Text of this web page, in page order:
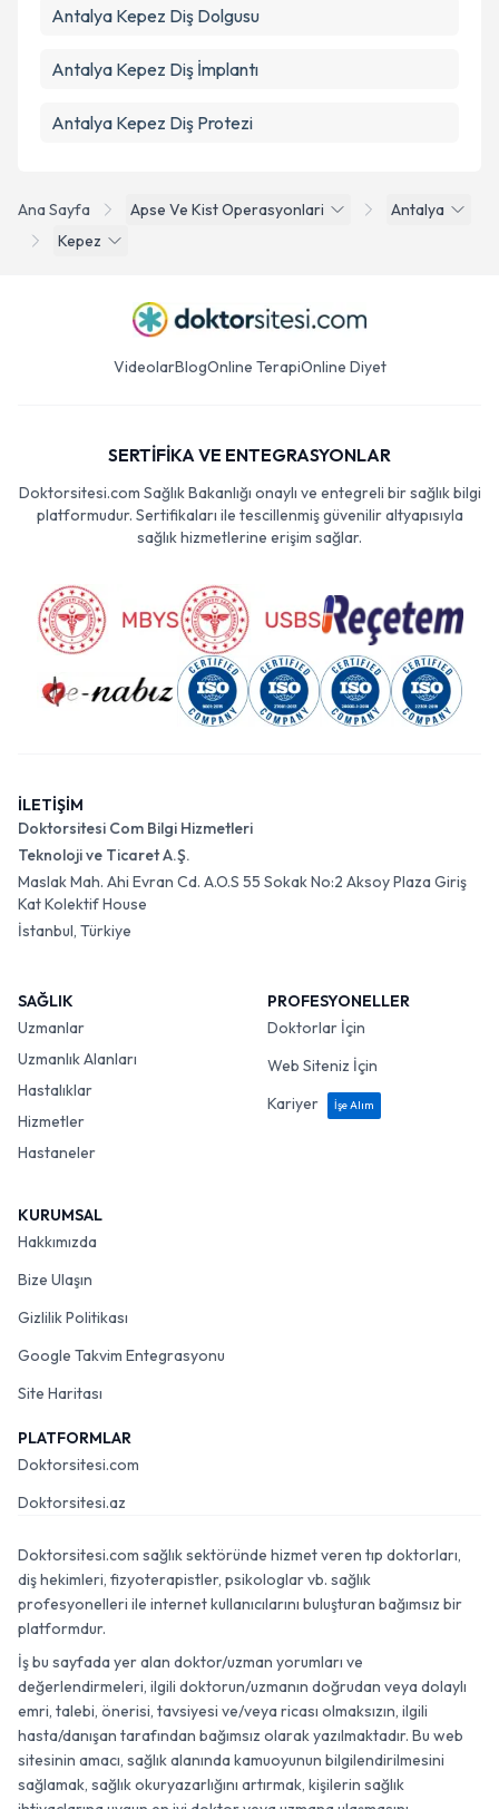
Ana Sayfa Apse Ve Kist Operasyonlari
Antalya
Kepez
Antalya Kepez Diş Dolgusu
Antalya Kepez Diş İmplantı
Antalya Kepez Diş Protezi
VideolarBlogOnline TerapiOnline Diyet
SERTİFİKA VE ENTEGRASYONLAR
Doktorsitesi.com Sağlık Bakanlığı onaylı ve entegreli bir sağlık bilgi
platformudur. Sertifikaları ile tescillenmiş güvenilir altyapısıyla
sağlık hizmetlerine erişim sağlar.
İLETİŞİM
Doktorsitesi Com Bilgi Hizmetleri
Teknoloji ve Ticaret A.Ş.
Maslak Mah. Ahi Evran Cd. A.O.S 55 Sokak No:2 Aksoy Plaza Giriş
Kat Kolektif House
İstanbul, Türkiye
SAĞLIK
Uzmanlar
Uzmanlık Alanları
Hastalıklar
Hizmetler
Hastaneler
PROFESYONELLER
Doktorlar İçin
Web Siteniz İçin
Kariyer
İşe Alım
KURUMSAL
Hakkımızda
Bize Ulaşın
Gizlilik Politikası
Google Takvim Entegrasyonu
Site Haritası
PLATFORMLAR
Doktorsitesi.com
Doktorsitesi.az
Doktorsitesi.com sağlık sektöründe hizmet veren tıp doktorları,
diş hekimleri, fizyoterapistler, psikologlar vb. sağlık
profesyonelleri ile internet kullanıcılarını buluşturan bağımsız bir
platformdur.
İş bu sayfada yer alan doktor/uzman yorumları ve
değerlendirmeleri, ilgili doktorun/uzmanın doğrudan veya dolaylı
emri, talebi, önerisi, tavsiyesi ve/veya ricası olmaksızın, ilgili
hasta/danışan tarafından bağımsız olarak yazılmaktadır. Bu web
sitesinin amacı, sağlık alanında kamuoyunun bilgilendirilmesini
sağlamak, sağlık okuryazarlığını artırmak, kişilerin sağlık